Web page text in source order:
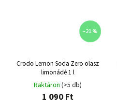
–21 %
Crodo Lemon Soda Zero olasz
limonádé 1 l
Raktáron (>5 db)
1 090 Ft